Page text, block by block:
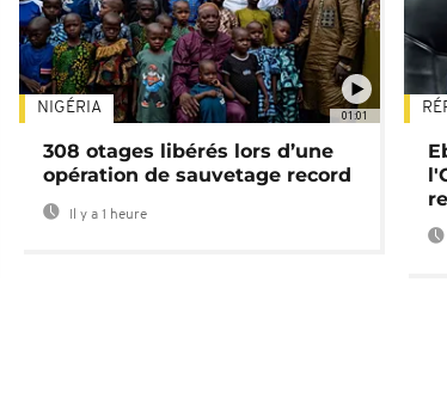
01:01
NIGÉRIA
308 otages libérés lors d’une
opération de sauvetage record
Il y a 1 heure